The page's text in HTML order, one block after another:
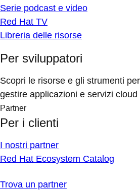
Serie podcast e video
Red Hat TV
Libreria delle risorse
Per sviluppatori
Scopri le risorse e gli strumenti
gestire applicazioni e servizi cloud
Partner
Per i clienti
I nostri partner
Red Hat Ecosystem Catalog
Trova un partner